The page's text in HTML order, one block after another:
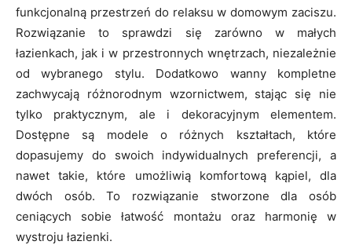
funkcjonalną przestrzeń do relaksu w domowym zaciszu.
Rozwiązanie to sprawdzi się zarówno w małych
łazienkach, jak i w przestronnych wnętrzach, niezależnie
od wybranego stylu. Dodatkowo wanny kompletne
zachwycają różnorodnym wzornictwem, stając się nie
tylko praktycznym, ale i dekoracyjnym elementem.
Dostępne są modele o różnych kształtach, które
dopasujemy do swoich indywidualnych preferencji, a
nawet takie, które umożliwią komfortową kąpiel, dla
dwóch osób. To rozwiązanie stworzone dla osób
ceniących sobie łatwość montażu oraz harmonię w
wystroju łazienki.